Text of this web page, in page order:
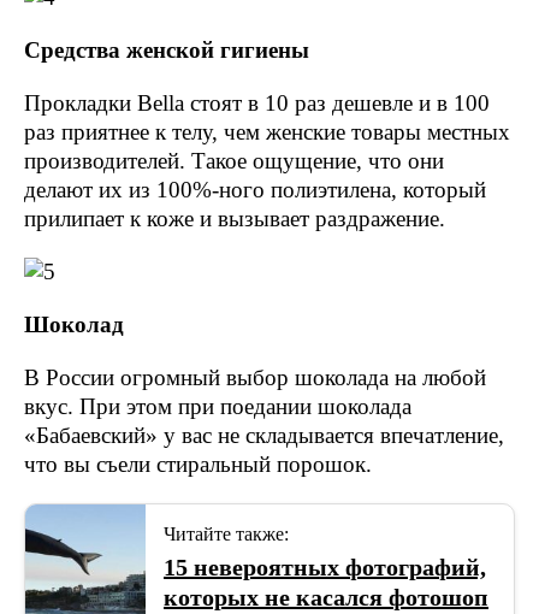
Средства женской гигиены
Прокладки Bella стоят в 10 раз дешевле и в 100
раз приятнее к телу, чем женские товары местных
производителей. Такое ощущение, что они
делают их из 100%-ного полиэтилена, который
прилипает к коже и вызывает раздражение.
Шоколад
В России огромный выбор шоколада на любой
вкус. При этом при поедании шоколада
«Бабаевский» у вас не складывается впечатление,
что вы съели стиральный порошок.
Читайте также:
15 невероятных фотографий,
которых не касался фотошоп